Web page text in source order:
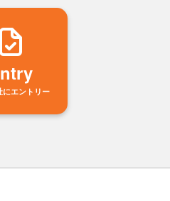
にエントリー